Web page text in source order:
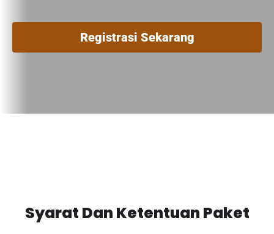
Registrasi Sekarang
Syarat Dan Ketentuan Paket